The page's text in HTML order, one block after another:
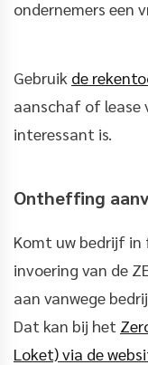
ondernemers een
Gebruik de
aanschaf of lease
interessant is.
Ontheffing
Komt uw bedrijf in
invoering van de
aan vanwege
Dat kan bij het
Loket) via de